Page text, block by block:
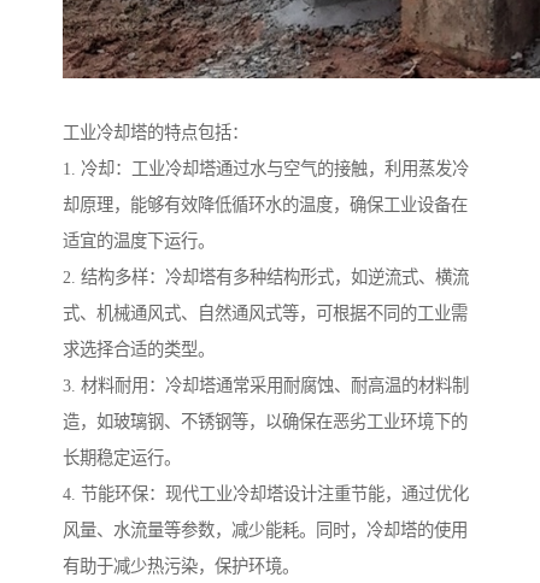
工业冷却塔的特点包括：
1. 冷却：工业冷却塔通过水与空气的接触，利用蒸发冷
却原理，能够有效降低循环水的温度，确保工业设备在
适宜的温度下运行。
2. 结构多样：冷却塔有多种结构形式，如逆流式、横流
式、机械通风式、自然通风式等，可根据不同的工业需
求选择合适的类型。
3. 材料耐用：冷却塔通常采用耐腐蚀、耐高温的材料制
造，如玻璃钢、不锈钢等，以确保在恶劣工业环境下的
长期稳定运行。
4. 节能环保：现代工业冷却塔设计注重节能，通过优化
风量、水流量等参数，减少能耗。同时，冷却塔的使用
有助于减少热污染，保护环境。